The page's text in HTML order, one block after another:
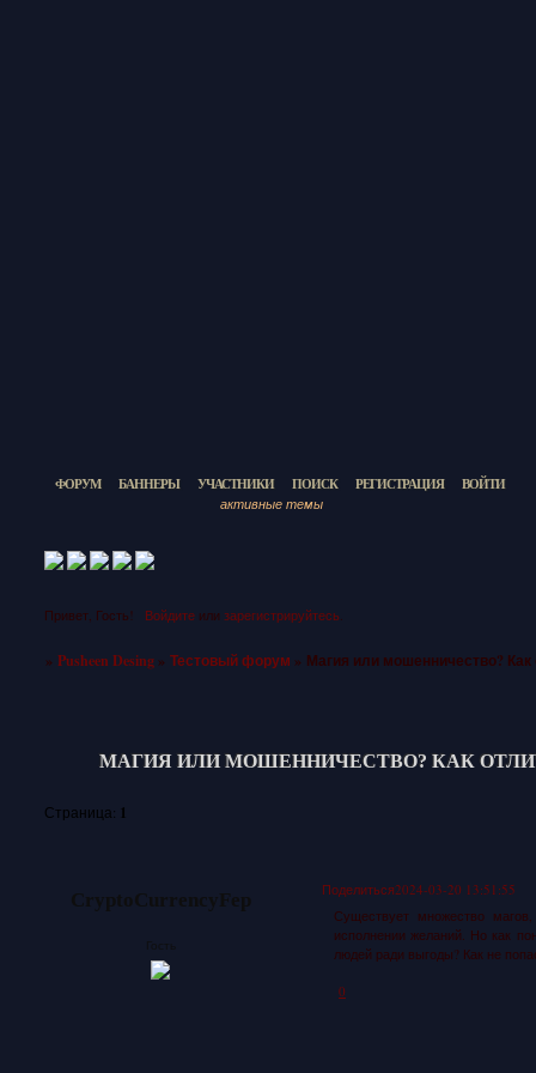
ФОРУМ БАННЕРЫ УЧАСТНИКИ ПОИСК РЕГИСТРАЦИЯ ВОЙТИ
активные темы
Привет, Гость! Войдитеили зарегистрируйтесь.
»Pusheen Desing »Тестовый форум » Магия или мошенничество?
МАГИЯ ИЛИ МОШЕННИЧЕСТВО? КАК
Страница: 1
Поделиться2024-03-20 13:51:55
CryptoCurrencyFep
Гость
Существует множество
исполнении желаний. Но как
людей ради выгоды? Как не
0